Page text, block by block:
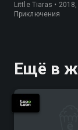
Little Tiaras •
Приключения
Ещё в